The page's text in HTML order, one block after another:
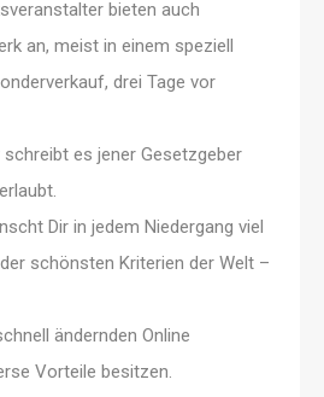
bieten auch
an, meist in einem speziell
drei Tage vor
es jener Gesetzgeber
Dir in jedem Niedergang viel
schönsten Kriterien der Welt –
ändernden Online
Vorteile besitzen.